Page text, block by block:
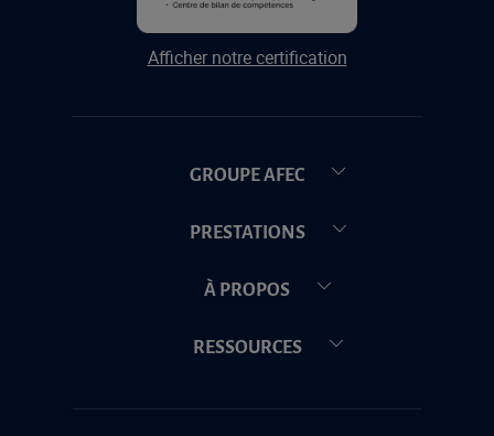
Afficher notre certification
GROUPE AFEC
PRESTATIONS
À PROPOS
RESSOURCES